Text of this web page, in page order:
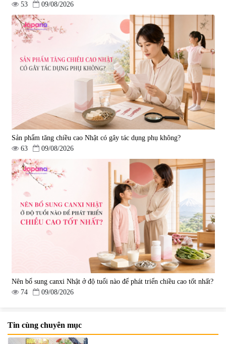
53
09/08/2026
Sản phẩm tăng chiều cao Nhật có gây tác dụng phụ không?
63
09/08/2026
Nên bổ sung canxi Nhật ở độ tuổi nào để phát triển chiều cao tốt nhất?
74
09/08/2026
Tin cùng chuyên mục